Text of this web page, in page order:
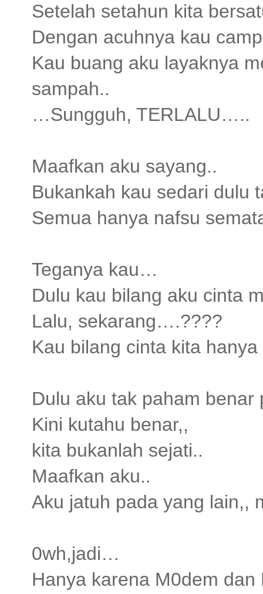
Setelah setahun kita
Dengan acuhnya kau
Kau buang aku layaknya
sampah..
…Sungguh, TERLALU…..
Maafkan aku sayang..
Bukankah kau sedari dulu
Semua hanya nafsu
Teganya kau…
Dulu kau bilang aku cinta
Lalu, sekarang….????
Kau bilang cinta kita
Dulu aku tak paham
Kini kutahu benar,,
kita bukanlah sejati..
Maafkan aku..
Aku jatuh pada yang lain,,
0wh,jadi…
Hanya karena M0dem dan